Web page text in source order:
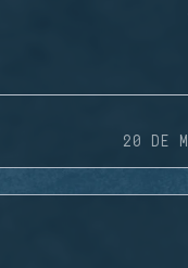
20 DE